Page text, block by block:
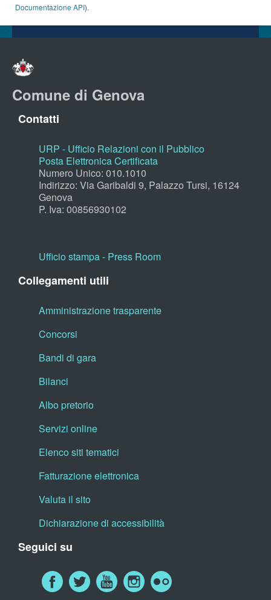
Documentazione API).
Comune di Genova
Contatti
URP - Ufficio Relazioni con il Pubblico
Posta Elettronica Certificata
Numero Unico: 010.1010
Indirizzo: Via Garibaldi 9, Palazzo Tursi, 16124
Genova
P. Iva: 00856930102
Ufficio stampa - Press Room
Collegamenti utili
Amministrazione trasparente
Concorsi
Bandi di gara
Bilanci
Albo pretorio
Servizi online
Elenco siti tematici
Fatturazione elettronica
Valuta il sito
Dichiarazione di accessibilità
Seguici su